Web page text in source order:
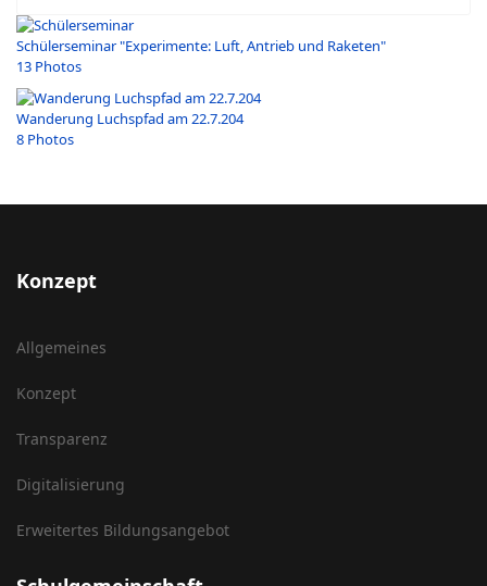
Schülerseminar "Experimente: Luft, Antrieb und Raketen"
13 Photos
Wanderung Luchspfad am 22.7.204
8 Photos
Konzept
Allgemeines
Konzept
Transparenz
Digitalisierung
Erweitertes Bildungsangebot